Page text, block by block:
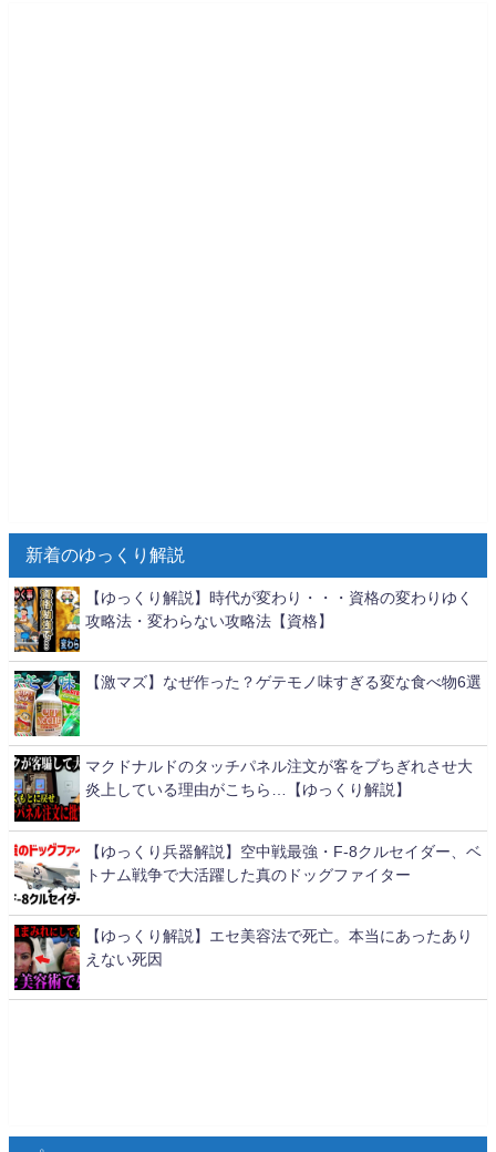
新着のゆっくり解説
【ゆっくり解説】時代が変わり・・・資格の変わりゆく
攻略法・変わらない攻略法【資格】
【激マズ】なぜ作った？ゲテモノ味すぎる変な食べ物6選
マクドナルドのタッチパネル注文が客をブちぎれさせ大
炎上している理由がこちら…【ゆっくり解説】
【ゆっくり兵器解説】空中戦最強・F-8クルセイダー、ベ
トナム戦争で大活躍した真のドッグファイター
【ゆっくり解説】エセ美容法で死亡。本当にあったあり
えない死因